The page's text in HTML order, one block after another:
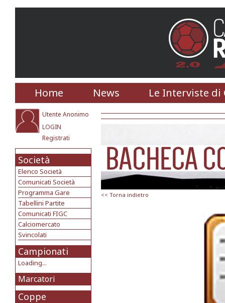
Home News Le Interviste di
Utente Anonimo
LOGIN
Registrati
Società
Elenco Società
Comunicati Società
Programma Gare
Tabellini Partite
Comunicati FIGC
Calciomercato
Svincolati
Campionati
Loading...
Marcatori
Coppe
<< Torna indietro